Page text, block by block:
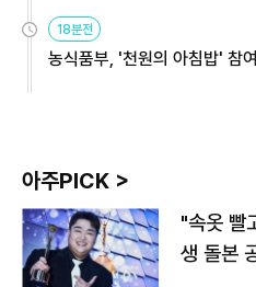
원
18분전
농식품부, '천원의 아침밥' 참
아주PICK >
"속옷 빨
생 돌본